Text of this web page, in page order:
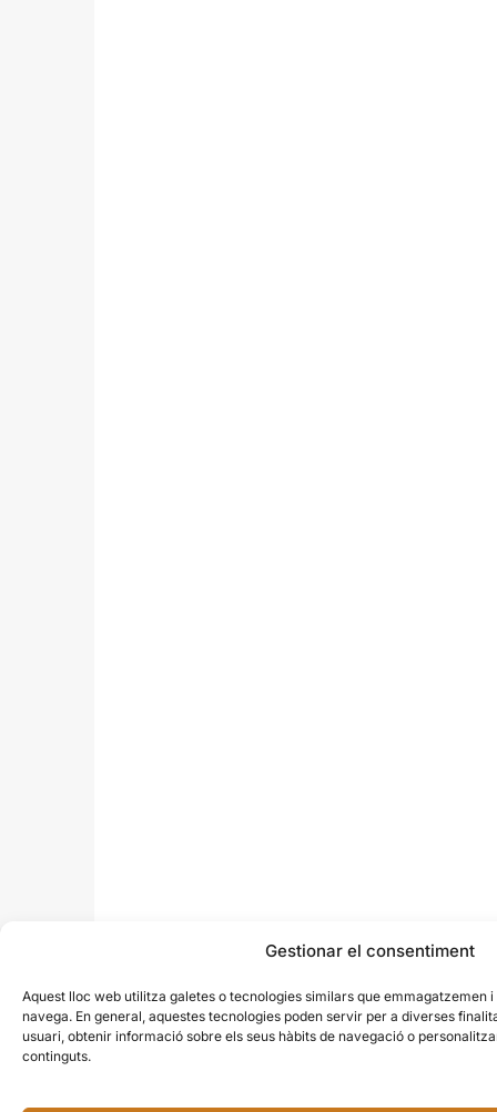
Gestionar el consentiment
Aquest lloc web utilitza galetes o tecnologies similars que emmagatzemen
navega. En general, aquestes tecnologies poden servir per a diverses
usuari, obtenir informació sobre els seus hàbits de navegació o
continguts.